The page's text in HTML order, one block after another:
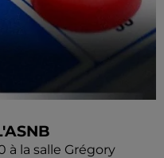
à la salle Grégory